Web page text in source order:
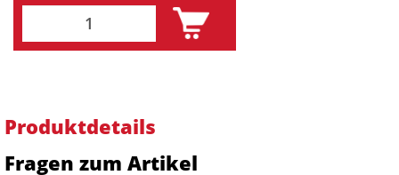
Produktdetails
Fragen zum Artikel